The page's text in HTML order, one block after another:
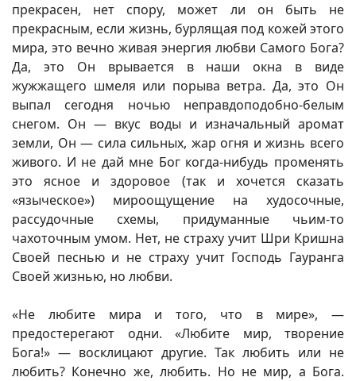
прекрасен, нет спору, может ли он быть не
прекрасным, если жизнь, бурлящая под кожей этого
мира, это вечно живая энергия любви Самого Бога?
Да, это Он врывается в наши окна в виде
жужжащего шмеля или порыва ветра. Да, это Он
выпал сегодня ночью неправдоподобно-белым
снегом. Он — вкус воды и изначальный аромат
земли, Он — сила сильных, жар огня и жизнь всего
живого. И не дай мне Бог когда-нибудь променять
это ясное и здоровое (так и хочется сказать
«языческое») мироощущение на худосочные,
рассудочные схемы, придуманные чьим-то
чахоточным умом. Нет, не страху учит Шри Кришна
Своей песнью и не страху учит Господь Гауранга
Своей жизнью, но любви.
«Не любите мира и того, что в мире», —
предостерегают одни. «Любите мир, творение
Бога!» — восклицают другие. Так любить или не
любить? Конечно же, любить. Но не мир, а Бога.